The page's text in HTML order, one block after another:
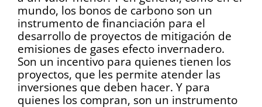
mundo, los bonos de carbono son un
instrumento de financiación para el
desarrollo de proyectos de mitigación de
emisiones de gases efecto invernadero.
Son un incentivo para quienes tienen los
proyectos, que les permite atender las
inversiones que deben hacer. Y para
quienes los compran, son un instrumento